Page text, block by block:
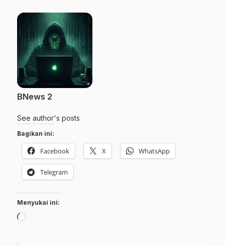
BNews 2
See author's posts
Bagikan ini:
Facebook X WhatsApp
Telegram
Menyukai ini:
Memuat...